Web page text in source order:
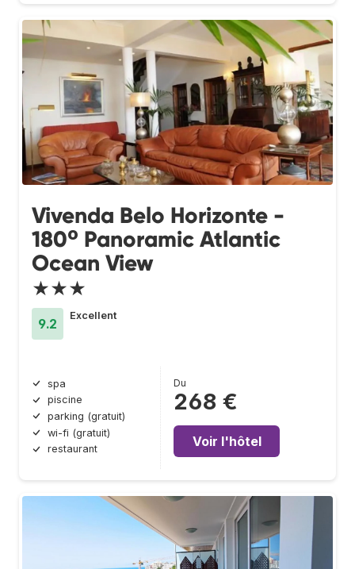
Vivenda Belo Horizonte -
180º Panoramic Atlantic
Ocean View
★★★
9.2
Excellent
spa
piscine
parking (gratuit)
wi-fi (gratuit)
restaurant
Du
268 €
Voir l'hôtel